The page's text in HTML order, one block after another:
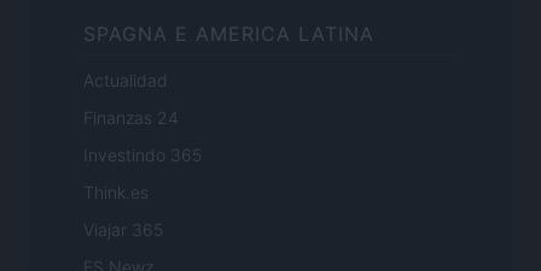
SPAGNA E AMERICA LATINA
Actualidad
Finanzas 24
Investindo 365
Think.es
Viajar 365